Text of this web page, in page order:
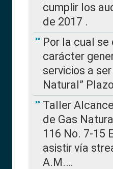
cumplir los
de 2017 .
Por la cual
carácter
servicios a
Natural”
Taller
de Gas
116 No. 7-15
asistir vía
A.M.…